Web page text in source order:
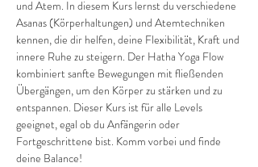
und Atem. In diesem Kurs lernst du verschiedene
Asanas (Körperhaltungen) und Atemtechniken
kennen, die dir helfen, deine Flexibilität, Kraft und
innere Ruhe zu steigern. Der Hatha Yoga Flow
kombiniert sanfte Bewegungen mit fließenden
Übergängen, um den Körper zu stärken und zu
entspannen. Dieser Kurs ist für alle Levels
geeignet, egal ob du Anfängerin oder
Fortgeschrittene bist. Komm vorbei und finde
deine Balance!